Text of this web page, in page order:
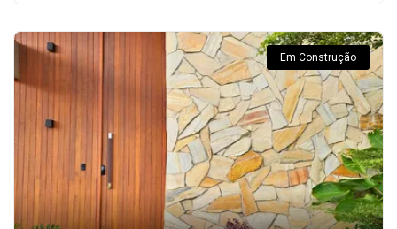
Em Construção